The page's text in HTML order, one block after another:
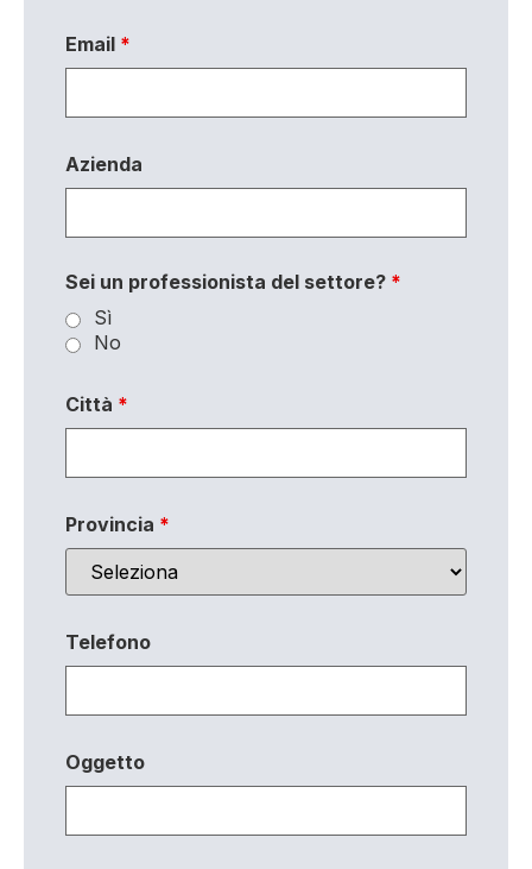
Email *
Azienda
Sei un professionista del settore? *
Sì
No
Città *
Provincia *
Telefono
Oggetto